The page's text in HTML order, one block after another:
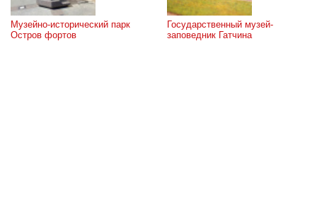
Музейно-исторический парк
Остров фортов
Государственный музей-
заповедник Гатчина